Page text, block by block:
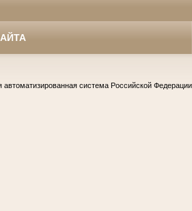
автоматизированная система Российской